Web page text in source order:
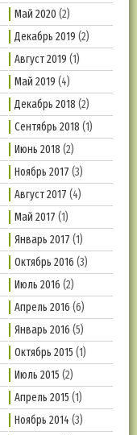
Май 2020 (2)
Декабрь 2019 (2)
Август 2019 (1)
Май 2019 (4)
Декабрь 2018 (2)
Сентябрь 2018 (1)
Июнь 2018 (2)
Ноябрь 2017 (3)
Август 2017 (4)
Май 2017 (1)
Январь 2017 (1)
Октябрь 2016 (3)
Июль 2016 (2)
Апрель 2016 (6)
Январь 2016 (5)
Октябрь 2015 (1)
Июль 2015 (2)
Апрель 2015 (1)
Ноябрь 2014 (3)